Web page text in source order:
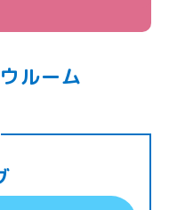
ルーム